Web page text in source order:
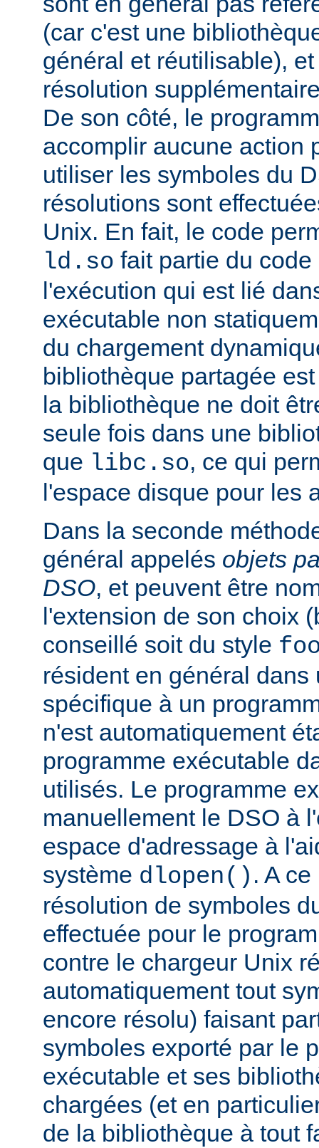
(car c'est une
général et réutilisable),
résolution
De son côté, le
accomplir aucune action
utiliser les symboles du
résolutions sont
Unix. En fait, le code
ld.so fait partie du
l'exécution qui est lié
exécutable non
du chargement
bibliothèque partagée
la bibliothèque ne doit
seule fois dans une
que libc.so, ce qui
l'espace disque pour les
Dans la seconde
général appelés objets
DSO, et peuvent être
l'extension de son choix
conseillé soit du style
résident en général dans
spécifique à un
n'est automatiquement
programme exécutable
utilisés. Le programme
manuellement le DSO à
espace d'adressage à
système dlopen() . A
résolution de symboles
effectuée pour le
contre le chargeur Unix
automatiquement tout
encore résolu) faisant
symboles exporté par le
exécutable et ses
chargées (et en
de la bibliothèque à tout